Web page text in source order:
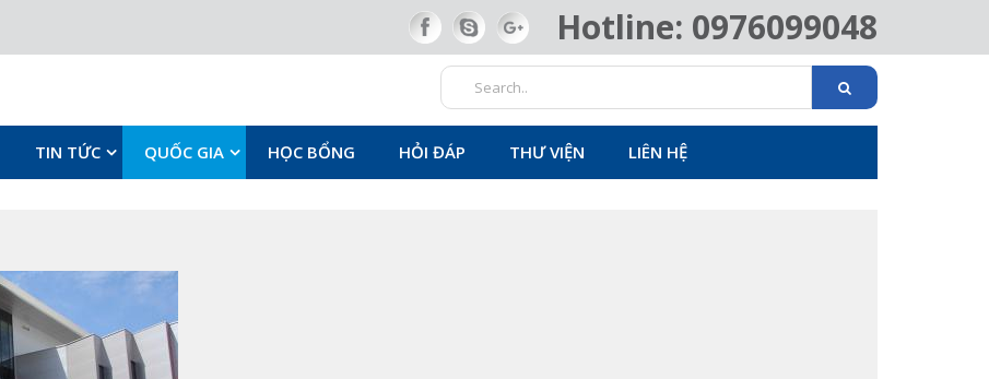
Hotline: 0976099048
TIN TỨC QUỐC GIA HỌC BỔNG HỎI ĐÁP THƯ VIỆN LIÊN HỆ